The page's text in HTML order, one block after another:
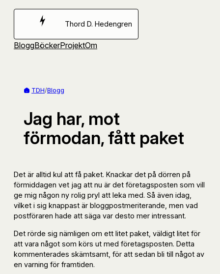
Hoppa
Thord D. Hedengren
BloggBöckerProjektOm
TDH/Blogg
Jag har, mot
förmodan, fått paket
Det är alltid kul att få paket. Knackar det på dörren på
förmiddagen vet jag att nu är det företagsposten som vill
ge mig någon ny rolig pryl att leka med. Så även idag,
vilket i sig knappast är bloggpostmeriterande, men vad
postföraren hade att säga var desto mer intressant.
Det rörde sig nämligen om ett litet paket, väldigt litet för
att vara något som körs ut med företagsposten. Detta
kommenterades skämtsamt, för att sedan bli till något av
en varning för framtiden.